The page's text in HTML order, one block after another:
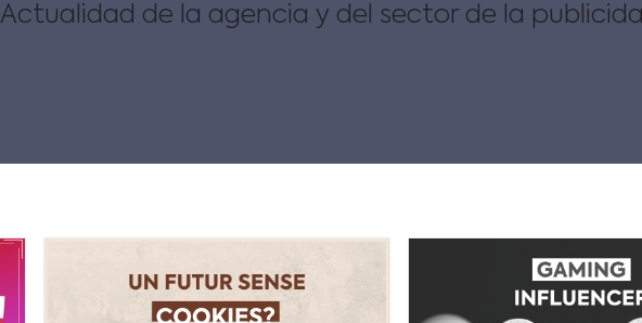
Actualidad de la agencia y del sector de la